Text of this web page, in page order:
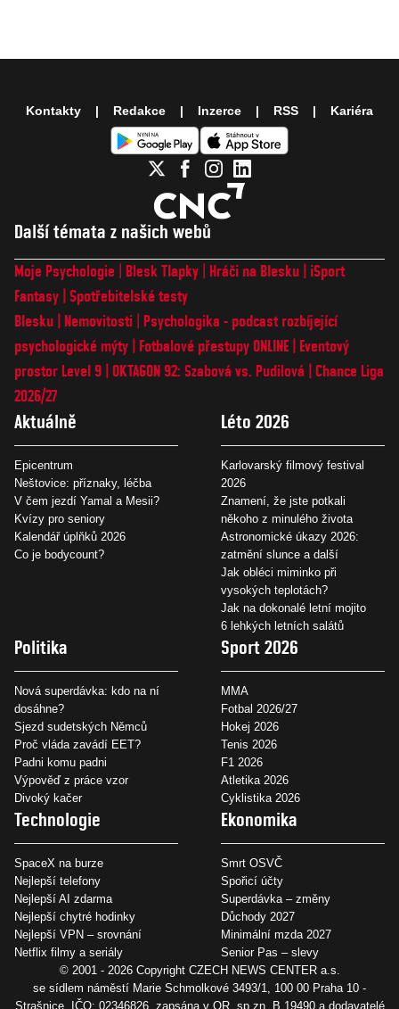
Další témata z našich webů
Moje Psychologie Blesk Tlapky Hráči na Blesku
iSport
Fantasy Spotřebitelské testy
Blesku
Nemovitosti
Psychologika - podcast rozbíjející
psychologické mýty
Fotbalové přestupy ONLINE
Eventový
prostor Level 9 OKTAGON 92: Szabová vs. Pudilová
Chance Liga
2026/27
Aktuálně
Epicentrum
Neštovice: příznaky, léčba
V čem jezdí Yamal a Mesii?
Kvízy pro seniory
Kalendář úplňků 2026
Co je bodycount?
Léto 2026
Karlovarský filmový festival
2026
Znamení, že jste potkali
někoho z minulého života
Astronomické úkazy 2026:
zatmění slunce a další
Jak obléci miminko při
vysokých teplotách?
Jak na dokonalé letní mojito
6 lehkých letních salátů
Politika
Nová superdávka: kdo na ní
dosáhne?
Sjezd sudetských Němců
Proč vláda zavádí EET?
Padni komu padni
Výpověď z práce vzor
Divoký kačer
Sport 2026
MMA
Fotbal 2026/27
Hokej 2026
Tenis 2026
F1 2026
Atletika 2026
Cyklistika 2026
Technologie
SpaceX na burze
Nejlepší telefony
Nejlepší AI zdarma
Nejlepší chytré hodinky
Nejlepší VPN – srovnání
Netflix filmy a seriály
Ekonomika
Smrt OSVČ
Spořicí účty
Superdávka – změny
Důchody 2027
Minimální mzda 2027
Senior Pas – slevy
Kontakty Redakce Inzerce RSS Kariéra
© 2001 - 2026 Copyright CZECH NEWS CENTER a.s.
se sídlem náměstí Marie Schmolkové 3493/1, 100 00 Praha 10 -
Strašnice, IČO: 02346826, zapsána v OR, sp.zn. B 19490 a dodavatelé